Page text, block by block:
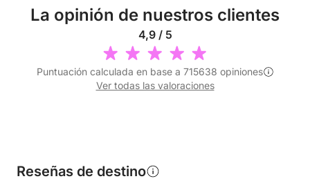
La opinión de nuestros clientes
4,9 / 5
Puntuación calculada en base a 715638 opiniones
Ver todas las valoraciones
Reseñas de destino